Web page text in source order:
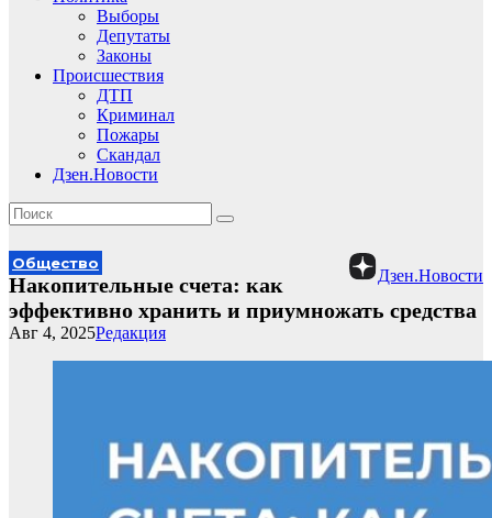
Выборы
Депутаты
Законы
Происшествия
ДТП
Криминал
Пожары
Скандал
Дзен.Новости
Дзен.Новости
Общество
Накопительные счета: как
эффективно хранить и приумножать средства
Редакция
Авг 4, 2025